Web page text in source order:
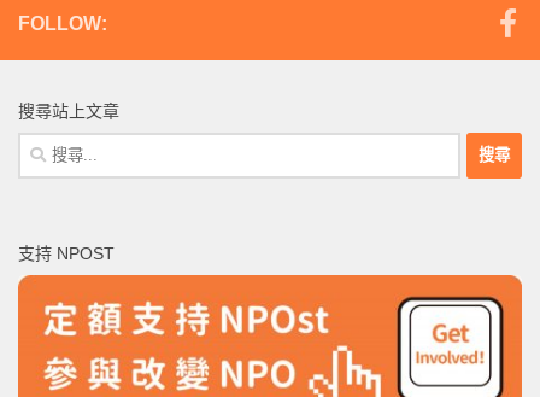
FOLLOW:
搜尋站上文章
搜
尋
字:
支持 NPOST